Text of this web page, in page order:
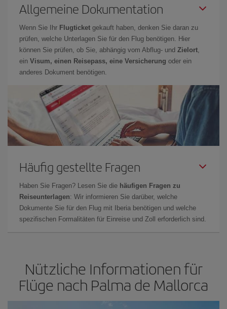
Allgemeine Dokumentation
Wenn Sie Ihr Flugticket gekauft haben, denken Sie daran zu
prüfen, welche Unterlagen Sie für den Flug benötigen. Hier
können Sie prüfen, ob Sie, abhängig vom Abflug- und Zielort,
ein Visum, einen Reisepass, eine Versicherung oder ein
anderes Dokument benötigen.
Häufig gestellte Fragen
Haben Sie Fragen? Lesen Sie die häufigen Fragen zu
Reiseunterlagen: Wir informieren Sie darüber, welche
Dokumente Sie für den Flug mit Iberia benötigen und welche
spezifischen Formalitäten für Einreise und Zoll erforderlich sind.
Nützliche Informationen für
Flüge nach Palma de Mallorca